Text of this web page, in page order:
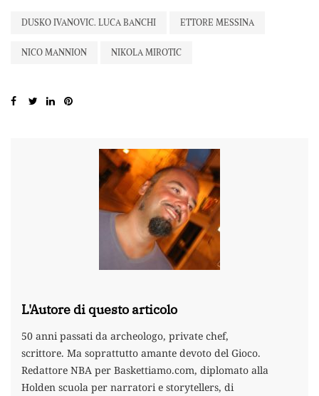
DUSKO IVANOVIC. LUCA BANCHI ETTORE MESSINA
NICO MANNION NIKOLA MIROTIC
L'Autore di questo articolo
50 anni passati da archeologo, private chef,
scrittore. Ma soprattutto amante devoto del Gioco.
Redattore NBA per Baskettiamo.com, diplomato alla
Holden scuola per narratori e storytellers, di